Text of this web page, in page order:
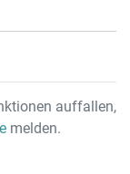
auffallen,
melden.